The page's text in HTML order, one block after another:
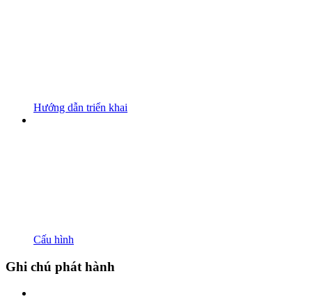
Hướng dẫn triển khai
Cấu hình
Ghi chú phát hành